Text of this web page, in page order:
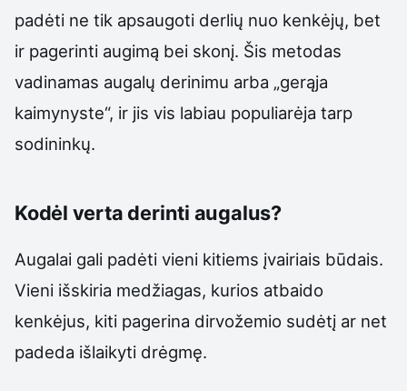
padėti ne tik apsaugoti derlių nuo kenkėjų, bet
ir pagerinti augimą bei skonį. Šis metodas
vadinamas augalų derinimu arba „gerąja
kaimynyste“, ir jis vis labiau populiarėja tarp
sodininkų.
Kodėl verta derinti augalus?
Augalai gali padėti vieni kitiems įvairiais būdais.
Vieni išskiria medžiagas, kurios atbaido
kenkėjus, kiti pagerina dirvožemio sudėtį ar net
padeda išlaikyti drėgmę.